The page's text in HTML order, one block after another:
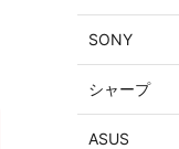
SONY
シャープ
ASUS